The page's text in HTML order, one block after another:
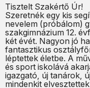
Tisztelt Szakértő Úr!
Szeretnék egy kis
nevelem (próbálom)
szakgimnázium 12.
két évét. Nagyon jó
fantasztikus
léptettek életbe. A
és sport iskolává
igazgató, új tanárok,
mindenkit